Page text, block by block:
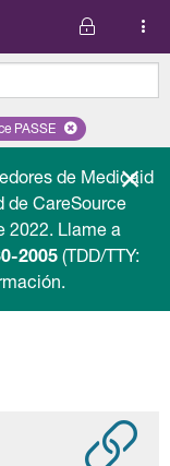
'Arkansas'
Remove selected plan
PASSE
de Medicaid
de CareSource
2022. Llame a
2005(TDD/TTY: